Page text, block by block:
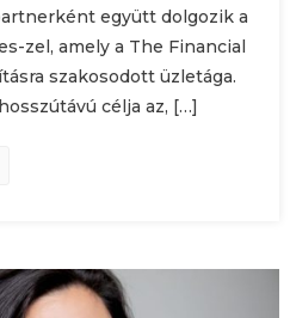
együtt dolgozik a
zel, amely a The Financial
szakosodott üzletága.
célja az, […]